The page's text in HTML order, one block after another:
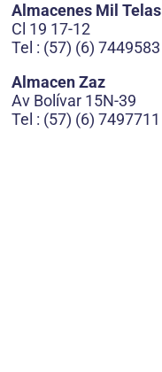
Almacenes Mil Telas
Cl 19 17-12
Tel : (57) (6) 7449583
Almacen Zaz
Av Bolívar 15N-39
Tel : (57) (6) 7497711